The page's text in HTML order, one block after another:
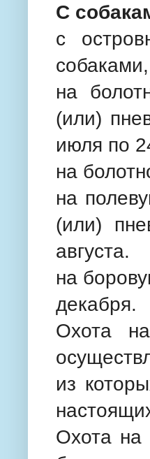
С
с
на
(или)
июля по
на
на
(или)
августа.
на
декабря.
Охота
из
Охота на